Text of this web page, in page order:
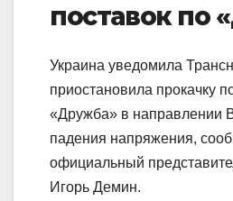
поставок по
Украина уведомила
приостановила прокачку
«Дружба» в направлении
падения напряжения,
официальный
Игорь Демин.